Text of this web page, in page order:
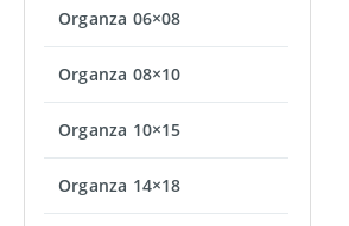
Organza 06×08
Organza 08×10
Organza 10×15
Organza 14×18